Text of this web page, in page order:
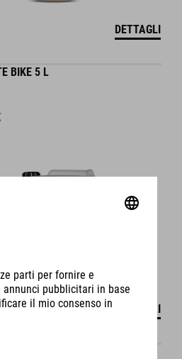
DETTAGLI
BIKE 5 L
DETTAGLI